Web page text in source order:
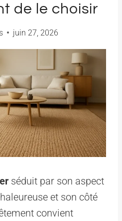
de le choisir
juin 27, 2026
séduit par son aspect
et son côté
convient